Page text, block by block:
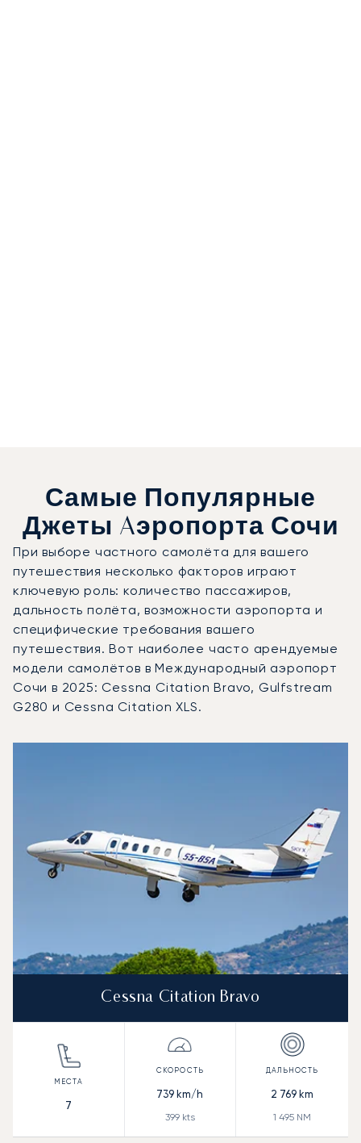
Самые Популярные
Джеты Aэропорта Сочи
При выборе частного самолёта для вашего
путешествия несколько факторов играют
ключевую роль: количество пассажиров,
дальность полёта, возможности аэропорта и
специфические требования вашего
путешествия. Вот наиболее часто арендуемые
модели самолётов в Международный аэропорт
Сочи в 2025: Cessna Citation Bravo, Gulfstream
G280 и Cessna Citation XLS.
Cessna Citation Bravo
7
739 km/h
399kts
2 769 km
1 495 NM